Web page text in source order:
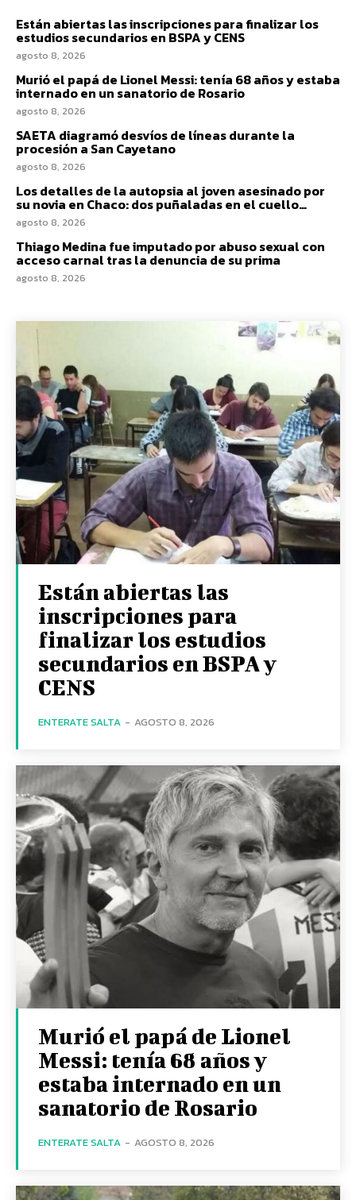
Están abiertas las inscripciones para finalizar los
estudios secundarios en BSPA y CENS
agosto 8, 2026
Murió el papá de Lionel Messi: tenía 68 años y estaba
internado en un sanatorio de Rosario
agosto 8, 2026
SAETA diagramó desvíos de líneas durante la
procesión a San Cayetano
agosto 8, 2026
Los detalles de la autopsia al joven asesinado por
su novia en Chaco: dos puñaladas en el cuello…
agosto 8, 2026
Thiago Medina fue imputado por abuso sexual con
acceso carnal tras la denuncia de su prima
agosto 8, 2026
Están abiertas las
inscripciones para
finalizar los estudios
secundarios en BSPA y
CENS
ENTERATE SALTA - AGOSTO 8, 2026
Murió el papá de Lionel
Messi: tenía 68 años y
estaba internado en un
sanatorio de Rosario
ENTERATE SALTA - AGOSTO 8, 2026